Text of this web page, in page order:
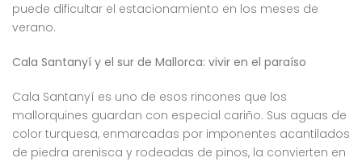
puede dificultar el estacionamiento en los meses de
verano.
Cala Santanyí y el sur de Mallorca: vivir en el paraíso
Cala Santanyí es uno de esos rincones que los
mallorquines guardan con especial cariño. Sus aguas de
color turquesa, enmarcadas por imponentes acantilados
de piedra arenisca y rodeadas de pinos, la convierten en